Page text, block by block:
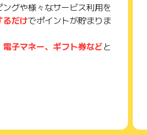
ーク・サンフランシスコ・サン
・パラオ
ける全エリアが獲得対象となり
地域のご予約は獲得対象外とな
ンタカーを借りた場合（利用完
グや様々なサービス利用を
るだけでポイントが貯まりま
電子マネー、ギフト券などと